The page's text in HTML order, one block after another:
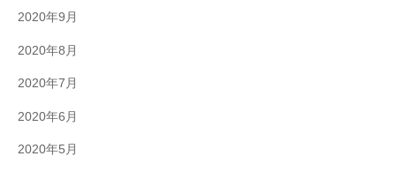
2020年9月
2020年8月
2020年7月
2020年6月
2020年5月